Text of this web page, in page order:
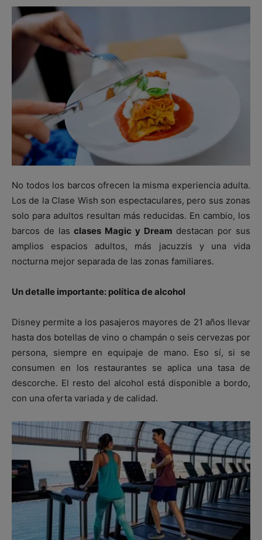
No todos los barcos ofrecen la misma experiencia adulta.
Los de la Clase Wish son espectaculares, pero sus zonas
solo para adultos resultan más reducidas. En cambio, los
barcos de lasclases Magic y Dream destacan por sus
amplios espacios adultos, más jacuzzis y una vida
nocturna mejor separada de las zonas familiares.
Un detalle importante: política de alcohol
Disney permite a los pasajeros mayores de 21 años llevar
hasta dos botellas de vino o champán o seis cervezas por
persona, siempre en equipaje de mano. Eso sí, si se
consumen en los restaurantes se aplica una tasa de
descorche. El resto del alcohol está disponible a bordo,
con una oferta variada y de calidad.